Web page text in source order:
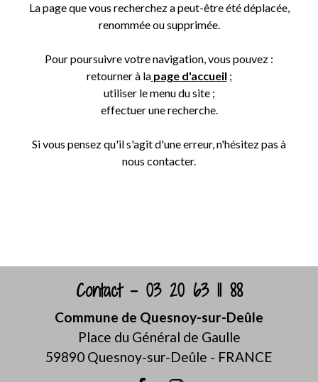
La page que vous recherchez a peut-être été déplacée,
renommée ou supprimée.
Pour poursuivre votre navigation, vous pouvez :
retourner à la page d'accueil ;
utiliser le menu du site ;
effectuer une recherche.
Si vous pensez qu'il s'agit d'une erreur, n'hésitez pas à
nous contacter.
Contact - 03 20 63 11 88
Commune de Quesnoy-sur-Deûle
Place du Général de Gaulle
59890 Quesnoy-sur-Deûle - FRANCE